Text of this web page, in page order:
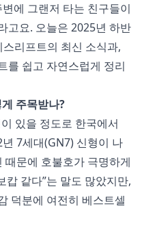
에 그랜저 타는 친구들이
고요. 오늘은 2025년 하반
리프트의 최신 소식과,
를 쉽고 자연스럽게 정리
주목받나?
있을 정도로 한국에서
7세대(GN7) 신형이 나
때문에 호불호가 극명하게
캅 같다”는 말도 많았지만,
덕분에 여전히 베스트셀